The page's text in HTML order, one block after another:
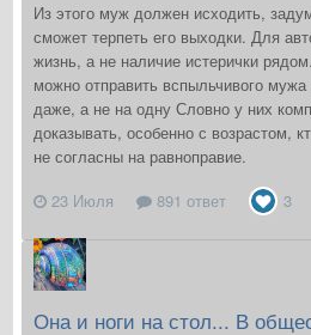
Из этого муж должен исходить,
сможет терпеть его выходки. Для
жизнь, а не наличие истерички
можно отправить вспыльчивого
даже, а не на одну Словно у них
доказывать, особенно с возрастом,
не согласны на равноправие.
23 Июля
891 ответ 3
Она и ноги на стол... В